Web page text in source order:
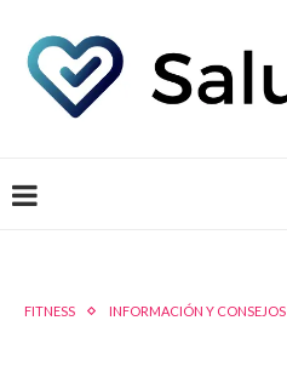
FITNESS INFORMACIÓN Y CONSEJOS